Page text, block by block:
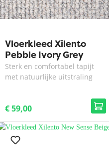
Vloerkleed Xilento
Pebble Ivory Grey
Sterk en comfortabel tapijt
met natuurlijke uitstraling
€ 59,00